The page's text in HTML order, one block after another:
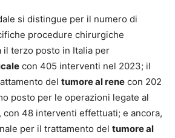
si distingue per il numero di
procedure chirurgiche
il terzo posto in Italia per
con 405 interventi nel 2023; il
del tumore al rene con 202
posto per le operazioni legate al
, con 48 interventi effettuati; e ancora,
per il trattamento del tumore al